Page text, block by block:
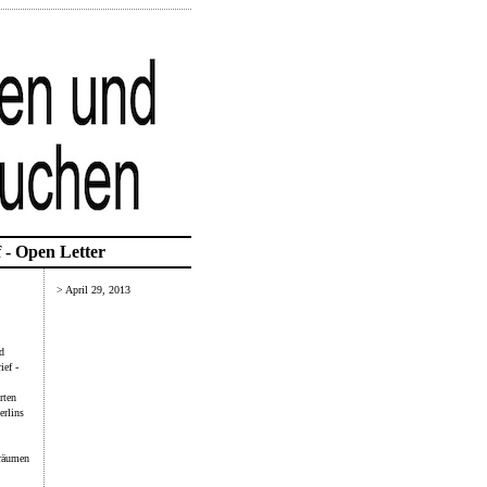
- Open Letter
-
> April 29, 2013